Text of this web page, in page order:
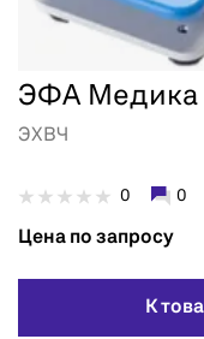
ЭФА Медика
ЭХВЧ
0 0
Цена по запросу
К